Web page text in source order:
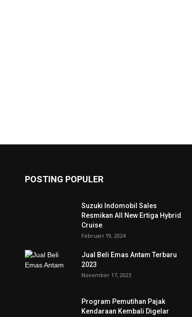
POSTING POPULER
Suzuki Indomobil Sales
Resmikan All New Ertiga Hybrid
Cruise
Februari 19, 2024
Jual Beli Emas Antam Terbaru
2023
November 17, 2023
Program Pemutihan Pajak
Kendaraan Kembali Digelar